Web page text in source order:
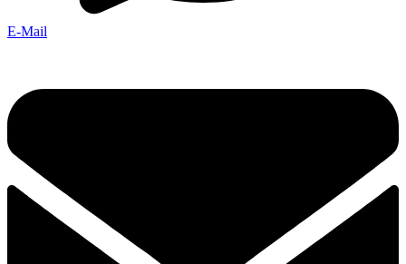
E-Mail